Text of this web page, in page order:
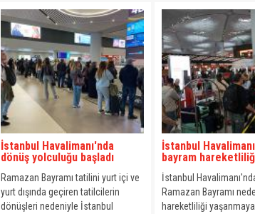
Uraloğlu, “İstanbul
aynı anda üç uçak iniş
gerçekleştirebilecek.
Havalimanı,
operasyonunu
olacak.” dedi.
İstanbul Havalimanı'nda
dönüş yolculuğu başladı
Ramazan Bayramı tatilini yurt içi ve
yurt dışında geçiren tatilcilerin
dönüşleri nedeniyle İstanbul
İstanbul
bayram
İstanbul
Ramazan Bayramı
hareketliliği yaşanmaya